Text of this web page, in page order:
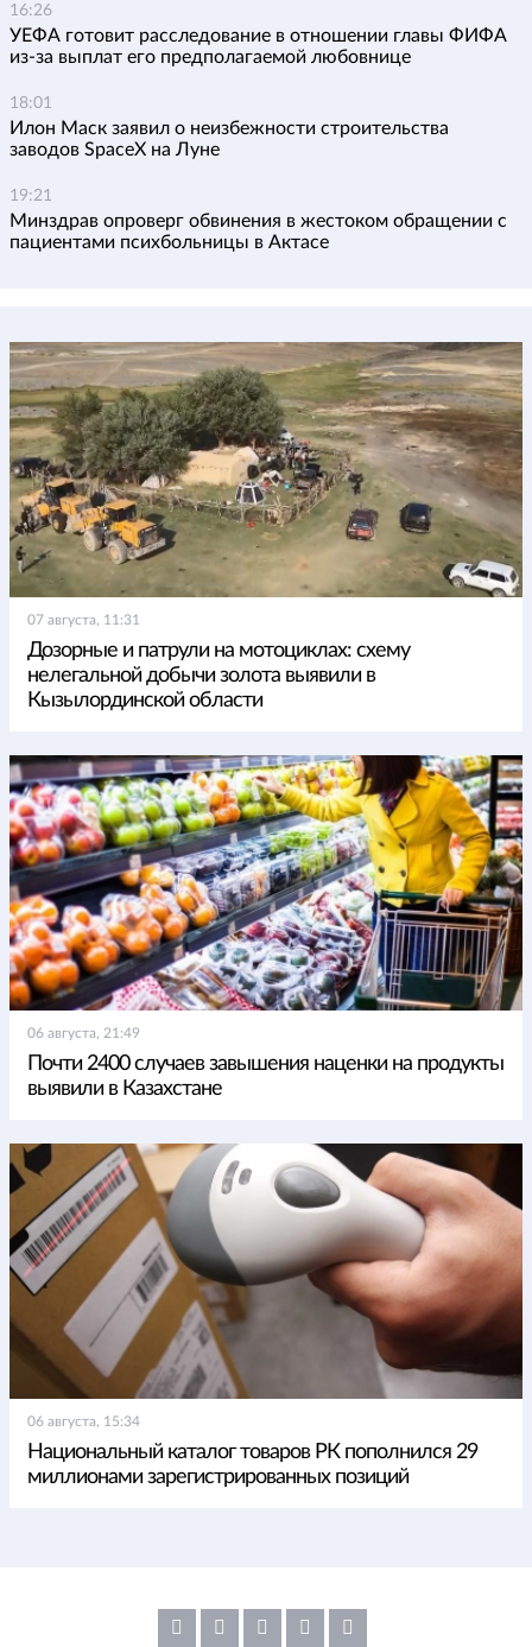
16:26
УЕФА готовит расследование в отношении главы ФИФА
из-за выплат его предполагаемой любовнице
18:01
Илон Маск заявил о неизбежности строительства
заводов SpaceX на Луне
19:21
Минздрав опроверг обвинения в жестоком обращении с
пациентами психбольницы в Актасе
07 августа, 11:31
Дозорные и патрули на мотоциклах: схему
нелегальной добычи золота выявили в
Кызылординской области
06 августа, 21:49
Почти 2400 случаев завышения наценки на продукты
выявили в Казахстане
06 августа, 15:34
Национальный каталог товаров РК пополнился 29
миллионами зарегистрированных позиций